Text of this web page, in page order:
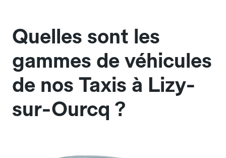
Quelles sont les
gammes de véhicules
de nos Taxis à Lizy-
sur-Ourcq ?